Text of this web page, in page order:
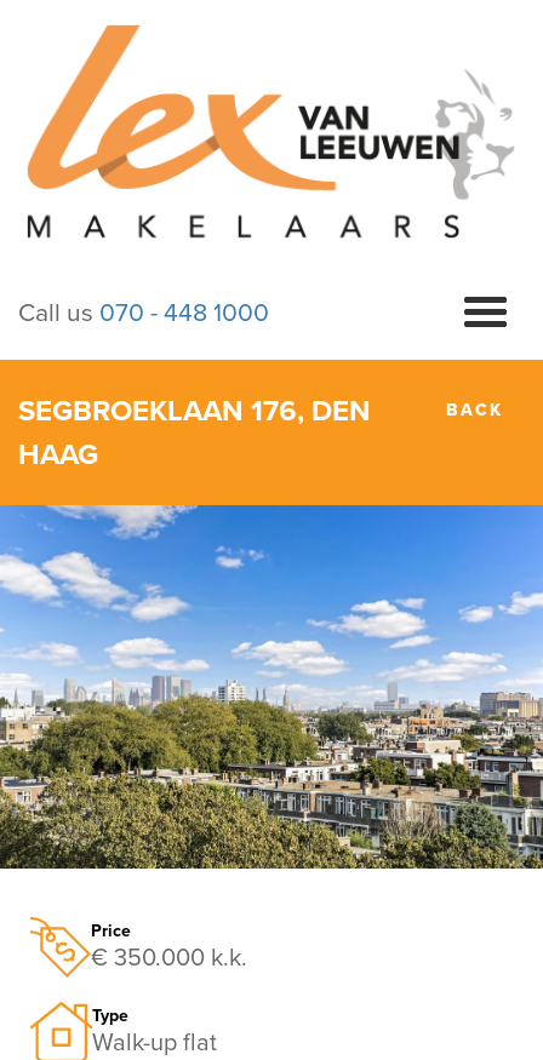
Call us 070 - 448 1000
SEGBROEKLAAN 176, DEN
HAAG
BACK
previous
Price
€ 350.000 k.k.
Type
Walk-up flat